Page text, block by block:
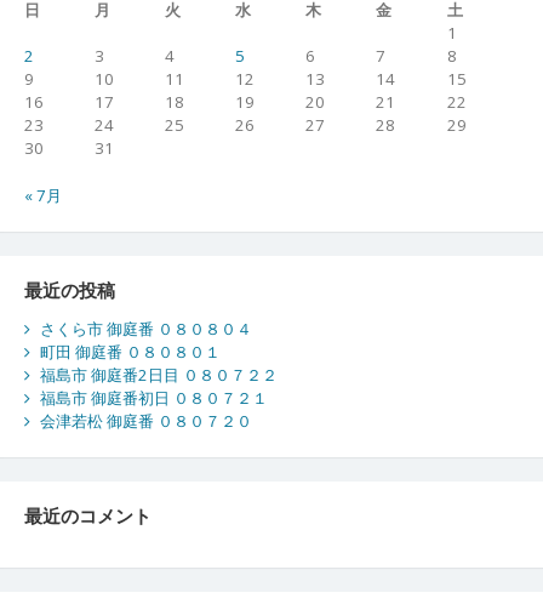
日 月 火 水 木 金
土
1
2
3 4 5 6 7
8
9
10 11 12 13 14
15
16
17 18 19 20 21
22
23
24 25 26 27 28
29
30
31
« 7月
最近の投稿
さくら市 御庭番 ０８０８０４
町田 御庭番 ０８０８０１
福島市 御庭番2日目 ０８０７２２
福島市 御庭番初日 ０８０７２１
会津若松 御庭番 ０８０７２０
最近のコメント